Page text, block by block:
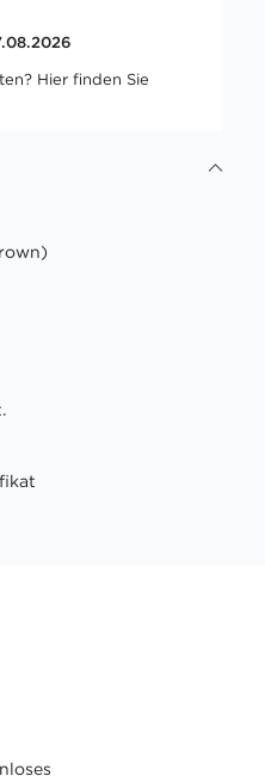
Hier finden Sie